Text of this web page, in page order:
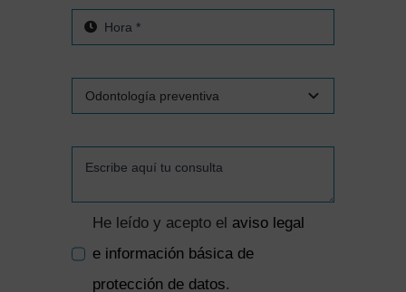
He leído y acepto el aviso legal
e información básica de
protección de datos.